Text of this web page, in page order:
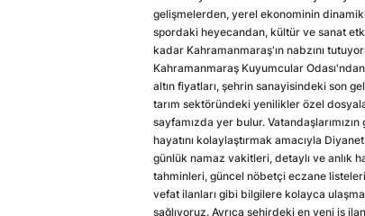
gelişmelerden, yerel ekonominin
spordaki heyecandan, kültür ve sanat
kadar Kahramanmaraş'ın nabzını
Kahramanmaraş Kuyumcular Odası'ndan
altın fiyatları, şehrin sanayisindeki son
tarım sektöründeki yenilikler özel
sayfamızda yer bulur. Vatandaşlarımızın
hayatını kolaylaştırmak amacıyla
günlük namaz vakitleri, detaylı ve anlık
tahminleri, güncel nöbetçi eczane
vefat ilanları gibi bilgilere kolayca
sağlıyoruz. Ayrıca şehirdeki en yeni iş